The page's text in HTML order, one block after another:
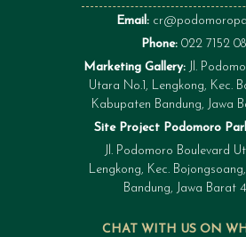
CHAT WITH US ON
Email:
Phone: 022 7152
Marketing Gallery: Jl.
Utara No.1, Lengkong, Kec.
Kabupaten Bandung, Jawa
Site Project Podomoro
Jl. Podomoro Boulevard
Lengkong, Kec.
Bandung, Jawa Barat